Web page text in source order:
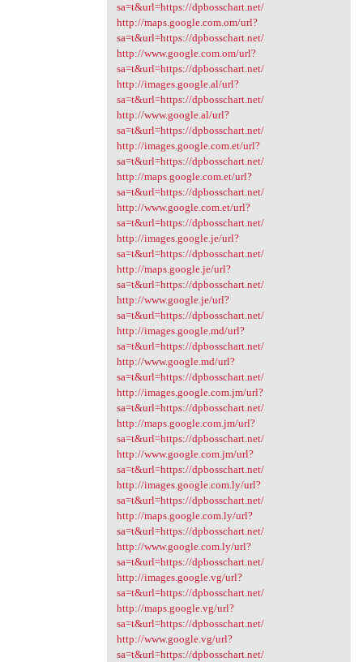
sa=t&url=https://dpbosschart.net/
http://maps.google.com.om/url?
sa=t&url=https://dpbosschart.net/
http://www.google.com.om/url?
sa=t&url=https://dpbosschart.net/
http://images.google.al/url?
sa=t&url=https://dpbosschart.net/
http://www.google.al/url?
sa=t&url=https://dpbosschart.net/
http://images.google.com.et/url?
sa=t&url=https://dpbosschart.net/
http://maps.google.com.et/url?
sa=t&url=https://dpbosschart.net/
http://www.google.com.et/url?
sa=t&url=https://dpbosschart.net/
http://images.google.je/url?
sa=t&url=https://dpbosschart.net/
http://maps.google.je/url?
sa=t&url=https://dpbosschart.net/
http://www.google.je/url?
sa=t&url=https://dpbosschart.net/
http://images.google.md/url?
sa=t&url=https://dpbosschart.net/
http://www.google.md/url?
sa=t&url=https://dpbosschart.net/
http://images.google.com.jm/url?
sa=t&url=https://dpbosschart.net/
http://maps.google.com.jm/url?
sa=t&url=https://dpbosschart.net/
http://www.google.com.jm/url?
sa=t&url=https://dpbosschart.net/
http://images.google.com.ly/url?
sa=t&url=https://dpbosschart.net/
http://maps.google.com.ly/url?
sa=t&url=https://dpbosschart.net/
http://www.google.com.ly/url?
sa=t&url=https://dpbosschart.net/
http://images.google.vg/url?
sa=t&url=https://dpbosschart.net/
http://maps.google.vg/url?
sa=t&url=https://dpbosschart.net/
http://www.google.vg/url?
sa=t&url=https://dpbosschart.net/